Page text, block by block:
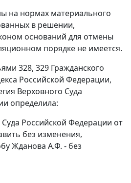
на нормах материального
в решении,
оснований для отмены
порядке не имеется.
328, 329 Гражданского
Российской Федерации,
Верховного Суда
определила:
Российской Федерации от
без изменения,
Жданова А.Ф. - без